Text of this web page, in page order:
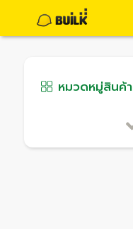
หมวดหมู่สินค้า